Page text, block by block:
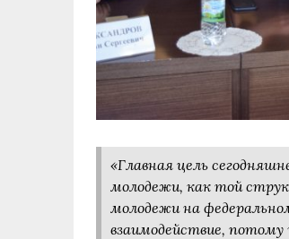
«Главная цель
молодежи, как той
молодежи на
взаимодействие,